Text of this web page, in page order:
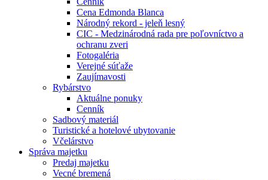
Cena Edmonda Blanca
Národný rekord - jeleň lesný
CIC - Medzinárodná rada pre poľovníctvo a
ochranu zveri
Fotogaléria
Verejné súťaže
Zaujímavosti
Rybárstvo
Aktuálne ponuky
Cenník
Sadbový materiál
Turistické a hotelové ubytovanie
Včelárstvo
Správa majetku
Predaj majetku
Vecné bremená